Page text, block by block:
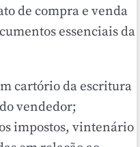
de compra e venda
essenciais da
cartório da escritura
vendedor;
impostos, vintenário